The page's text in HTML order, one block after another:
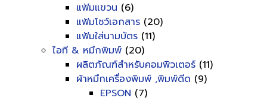
แฟ้มแขวน (6)
แฟ้มโชว์เอกสาร (20)
แฟ้มใส่นามบัตร (11)
ไอที & หมึกพิมพ์ (20)
ผลิตภัณฑ์สำหรับคอมพิวเตอร์ (11)
ผ้าหมึกเครื่องพิมพ์ ,พิมพ์ดีด (9)
EPSON (7)